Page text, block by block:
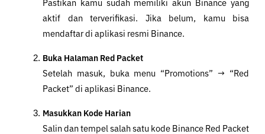
Pastikan kamu sudah memiliki akun Binance yang
aktif dan terverifikasi. Jika belum, kamu bisa
mendaftar di aplikasi resmi Binance.
Buka Halaman Red Packet
Setelah masuk, buka menu “Promotions” → “Red
Packet” di aplikasi Binance.
Masukkan Kode Harian
Salin dan tempel salah satu kode Binance Red Packet